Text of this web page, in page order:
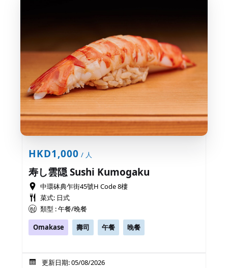
HKD1,000 / 人
寿し雲隠 Sushi Kumogaku
中環砵典乍街45號H Code 8樓
菜式: 日式
類型 : 午餐/晚餐
Omakase
壽司 午餐 晚餐
更新日期: 05/08/2026